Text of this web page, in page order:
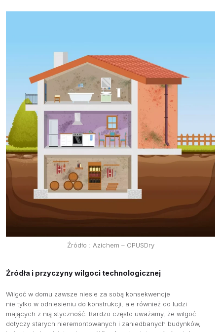
Źródło : Azichem – OPUSDry
Źródła i przyczyny wilgoci technologicznej
Wilgoć w domu zawsze niesie za sobą konsekwencje
nie tylko w odniesieniu do konstrukcji, ale również do ludzi
mających z nią styczność. Bardzo często uważamy, że wilgoć
dotyczy starych nieremontowanych i zaniedbanych budynków,